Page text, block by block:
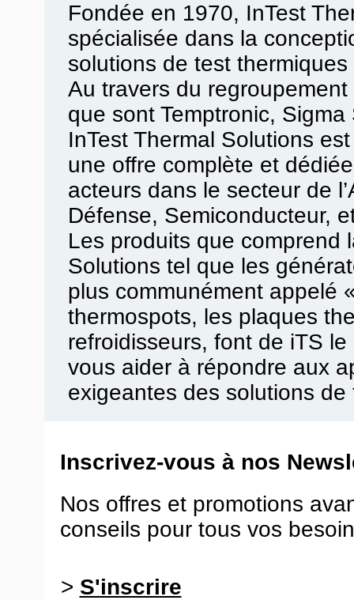
Fondée en 1970, InTest
spécialisée dans la
solutions de test
Au travers du
que sont Temptronic,
InTest Thermal Solutions
une offre complète et
acteurs dans le secteur de
Défense, Semiconducteur,
Les produits que comprend
Solutions tel que les
plus communément appelé
thermospots, les plaques
refroidisseurs, font de iTS
vous aider à répondre aux
exigeantes des solutions
Inscrivez-vous à nos
Nos offres et promotions
conseils pour tous vos
> S'inscrire